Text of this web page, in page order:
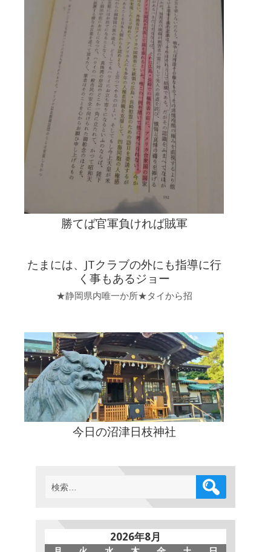
勝てば官軍負ければ賊軍
たまには、JTクラブの外にも指導に行
く事もあるジョー
★静岡県内唯一か所★タイから招
今日の沼津日枝神社
検
索:
2026年8月